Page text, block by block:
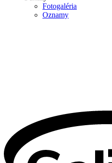
Fotogaléria
Oznamy